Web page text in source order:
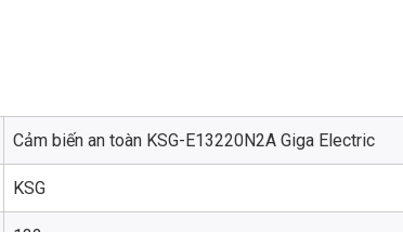
Cảm biến an toàn KSG-E13220N2A Giga Electric
KSG